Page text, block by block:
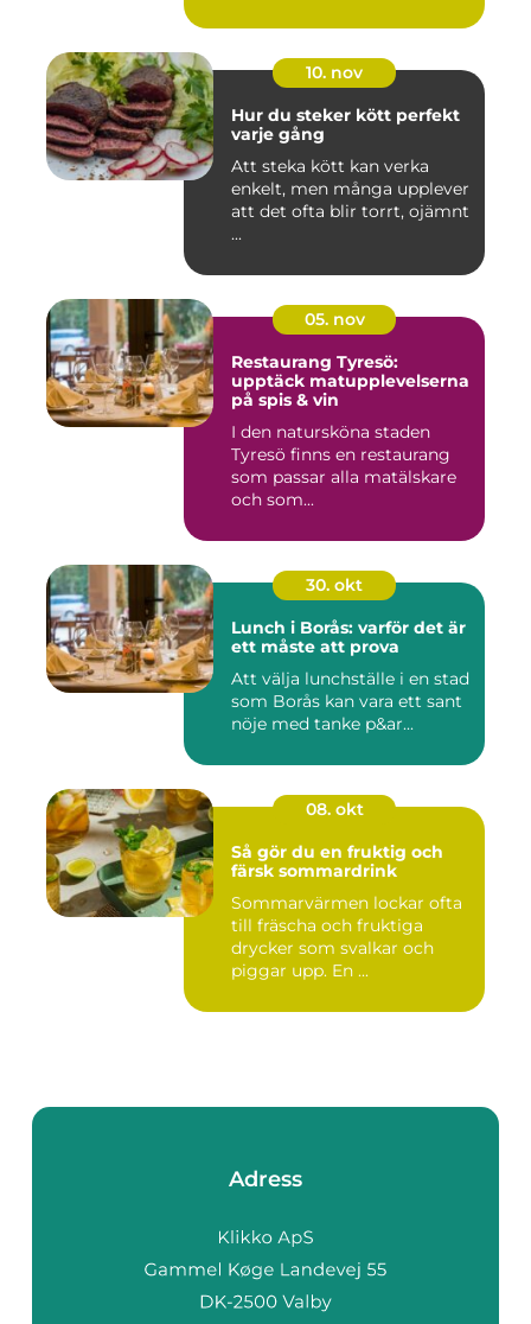
10. nov
Hur du steker kött perfekt
varje gång
Att steka kött kan verka
enkelt, men många upplever
att det ofta blir torrt, ojämnt
...
05. nov
Restaurang Tyresö:
upptäck matupplevelserna
på spis & vin
I den natursköna staden
Tyresö finns en restaurang
som passar alla matälskare
och som...
30. okt
Lunch i Borås: varför det är
ett måste att prova
Att välja lunchställe i en stad
som Borås kan vara ett sant
nöje med tanke p&ar...
08. okt
Så gör du en fruktig och
färsk sommardrink
Sommarvärmen lockar ofta
till fräscha och fruktiga
drycker som svalkar och
piggar upp. En ...
Adress